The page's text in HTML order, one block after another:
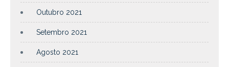
Outubro 2021
Setembro 2021
Agosto 2021